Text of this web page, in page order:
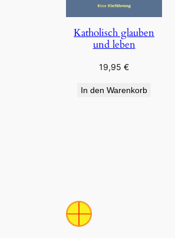
Katholisch glauben
und leben
19,95€
In den Warenkorb